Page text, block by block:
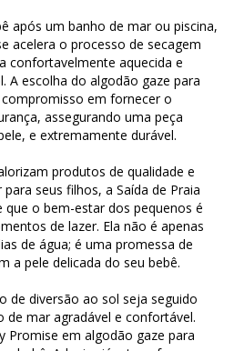
após um banho de mar ou piscina,
acelera o processo de secagem
confortavelmente aquecida e
A escolha do algodão gaze para
em fornecer o
assegurando uma peça
e extremamente durável.
produtos de qualidade e
seus filhos, a Saída de Praia
que o bem-estar dos pequenos é
de lazer. Ela não é apenas
de água; é uma promessa de
a pele delicada do seu bebê.
de diversão ao sol seja seguido
de mar agradável e confortável.
Promise em algodão gaze para